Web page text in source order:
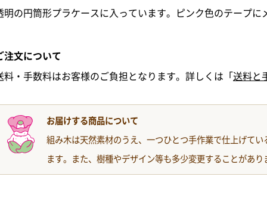
明の円筒形プラケースに入っています。ピンク色のテープ
注文について
料・手数料はお客様のご負担となります。詳しくは「送料と
お届けする商品について
組み木は天然素材のうえ、一つひとつ手作業で仕上げて
ます。また、樹種やデザイン等も多少変更することがあ